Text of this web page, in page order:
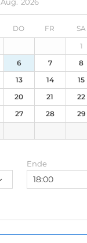
DO FR SA
1
6 7 8
13 14 15
20 21 22
27 28 29
Ende